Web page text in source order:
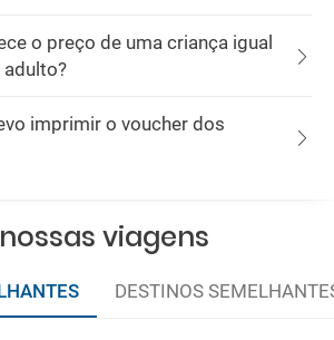
o preço de uma criança igual
imprimir o voucher dos
viagens
DESTINOS